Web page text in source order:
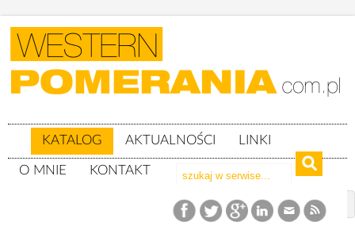
KATALOG AKTUALNOŚCI LINKI
O MNIE KONTAKT
Katalog Linie kolejowe